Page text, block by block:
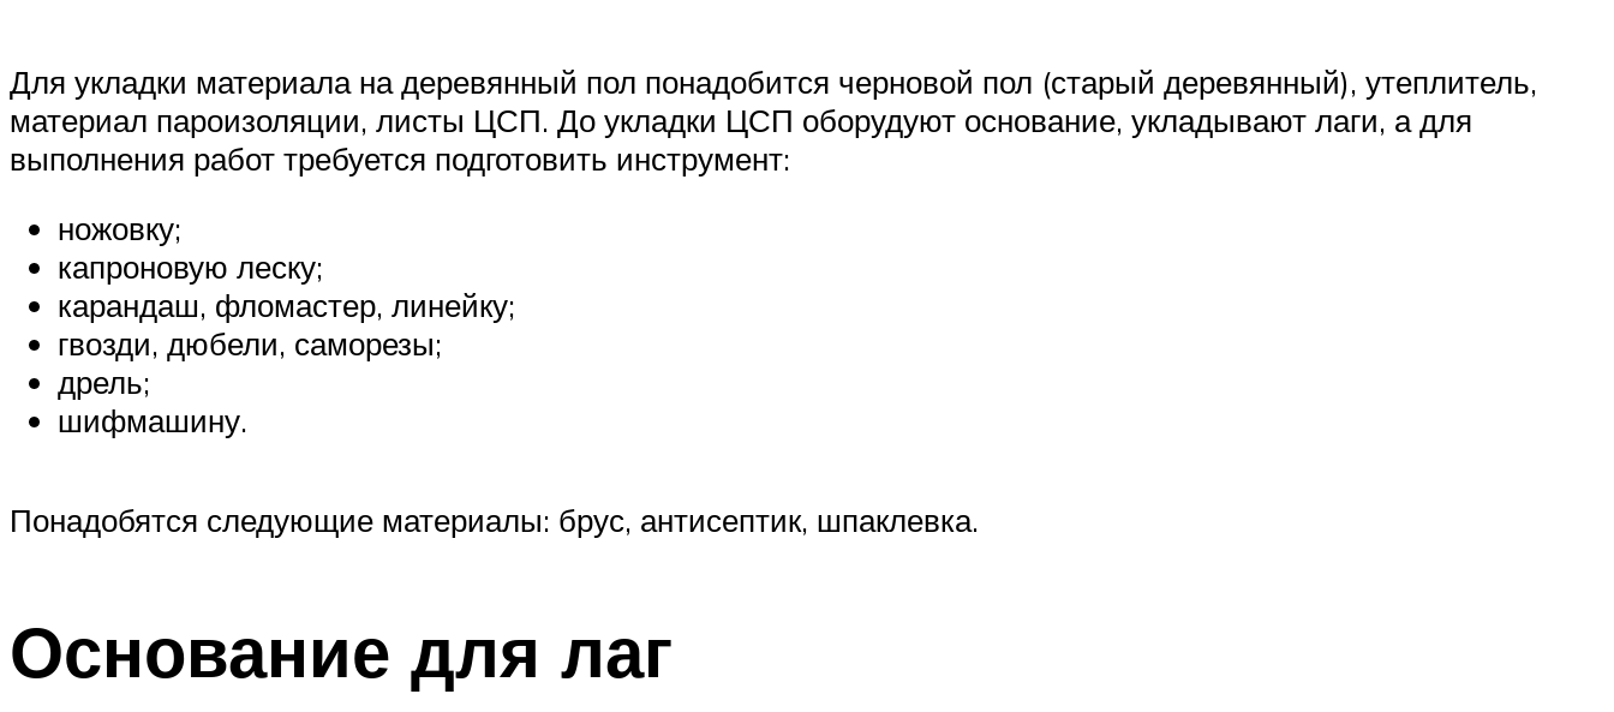
Для укладки материала на деревянный пол понадобится черновой пол (старый деревянный), утеплитель,
материал пароизоляции, листы ЦСП. До укладки ЦСП оборудуют основание, укладывают лаги, а для
выполнения работ требуется подготовить инструмент:
ножовку;
капроновую леску;
карандаш, фломастер, линейку;
гвозди, дюбели, саморезы;
дрель;
шифмашину.
Понадобятся следующие материалы: брус, антисептик, шпаклевка.
Основание для лаг